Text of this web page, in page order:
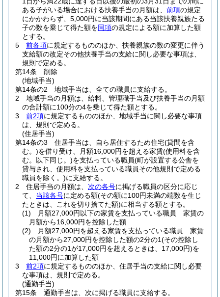
ある子がいる場合における扶養手当の月額は、 前項の規定
にかかわらず、5,000円に当該期間にある当該扶養親族たる
子の数を乗じて得た額を同項の規定による額に加算した額
とする。
5
前各項に規定するもののほか、扶養親族の数の変更に伴う
支給額の改定その他扶養手当の支給に関し必要な事項は、
規則で定める。
第14条
削除
(地域手当)
第14条の2
地域手当は、全ての職員に支給する。
2
地域手当の月額は、給料、管理職手当及び扶養手当の月額
の合計額に100分の4を乗じて得た額とする。
3
前2項に規定するもののほか、地域手当に関し必要な事項
は、規則で定める。
(住居手当)
第14条の3
住居手当は、自ら居住するため住宅(貸間を含
む。)を借り受け、月額16,000円を超える家賃(使用料を含
む。以下同じ。)を支払っている職員(町が設置する公舎を
貸与され、使用料を支払っている職員その他規則で定める
職員を除く。)に支給する。
2
住居手当の月額は、 次の各号に掲げる職員の区分に応じ
て、 当該各号に定める額(その額に100円未満の端数を生じ
たときは、これを切り捨てた額)に相当する額とする。
(1)
月額27,000円以下の家賃を支払っている職員 家賃の
月額から16,000円を控除した額
(2)
月額27,000円を超える家賃を支払っている職員 家賃
の月額から27,000円を控除した額の2分の1(その控除し
た額の2分の1が17,000円を超えるときは、17,000円)を
11,000円に加算した額
3
前2項に規定するもののほか、住居手当の支給に関し必要
な事項は、規則で定める。
(通勤手当)
第15条
通勤手当は、次に掲げる職員に支給する。